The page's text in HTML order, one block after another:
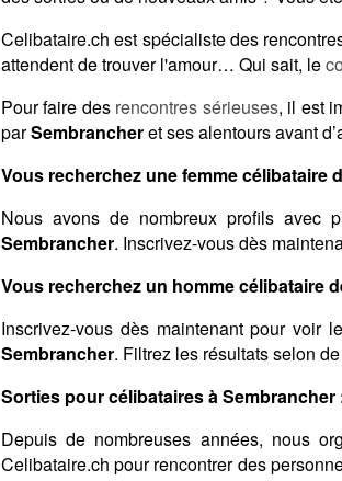
Celibataire.ch est spécialiste des
attendent de trouver l'amour… Qui sait, le
Pour faire des rencontres sérieuses, il est
parSembrancheret ses alentours avant
Vous recherchez une femme célibataire
Nous avons de nombreux profils avec
Sembrancher. Inscrivez-vous dès
Vous recherchez un homme célibataire
Inscrivez-vous dès maintenant pour voir
Sembrancher. Filtrez les résultats selon
Sorties pour célibataires à Sembrancher
Depuis de nombreuses années, nous
Celibataire.ch pour rencontrer des